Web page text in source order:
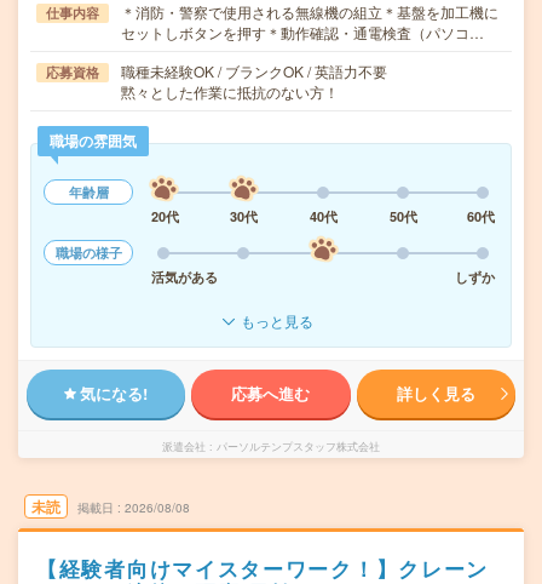
仕事内容
＊消防・警察で使用される無線機の組立＊基盤を加工機に
セットしボタンを押す＊動作確認・通電検査（パソコ…
応募資格
職種未経験OK / ブランクOK / 英語力不要
黙々とした作業に抵抗のない方！
職場の雰囲気
年齢層
20代
30代 40代 50代
60代
職場の様子
活気がある
しずか
もっと見る
気になる! 応募へ進む 詳しく見る
派遣会社 パーソルテンプスタッフ株式会社
未読 掲載日 2026/08/08
【経験者向けマイスターワーク！】クレーン